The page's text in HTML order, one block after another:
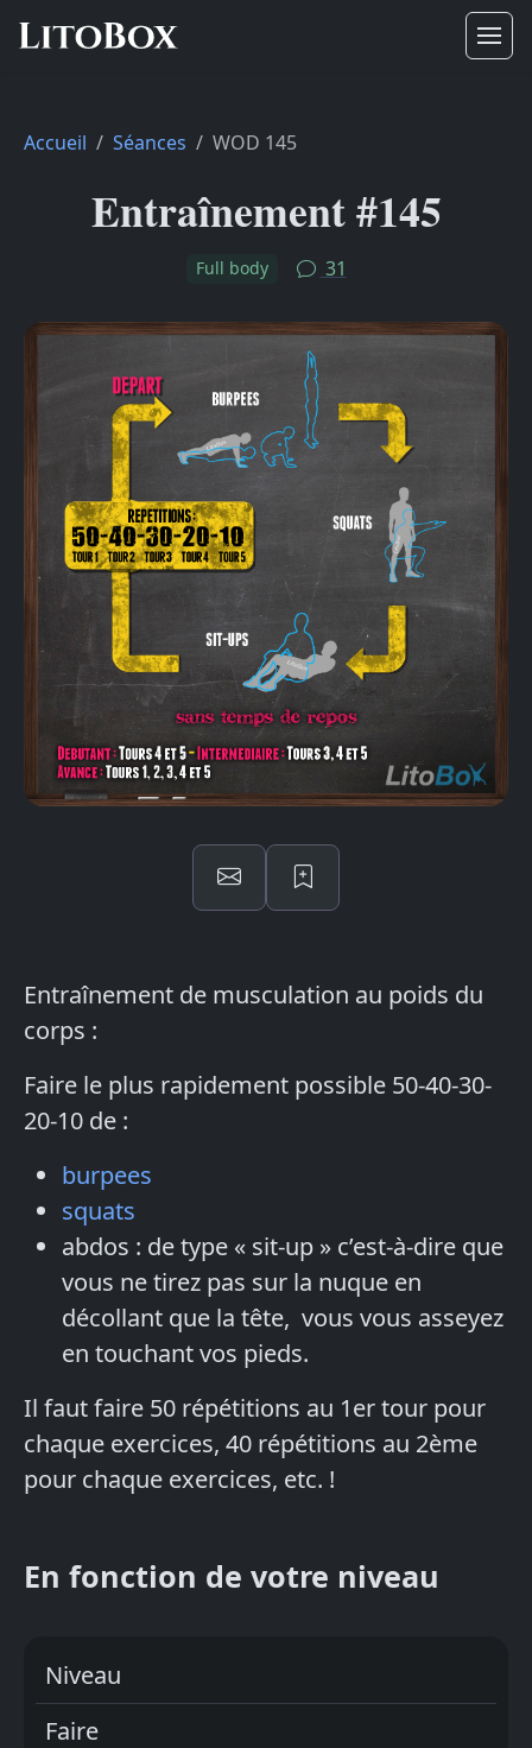
Accueil Séances WOD 145
Entraînement #145
Full body 31
Entraînement de musculation au poids du
corps :
Faire le plus rapidement possible 50-40-30-
20-10 de :
burpees
squats
abdos : de type « sit-up » c’est-à-dire que
vous ne tirez pas sur la nuque en
décollant que la tête, vous vous asseyez
en touchant vos pieds.
Il faut faire 50 répétitions au 1er tour pour
chaque exercices, 40 répétitions au 2ème
pour chaque exercices, etc. !
En fonction de votre niveau
Niveau
Faire